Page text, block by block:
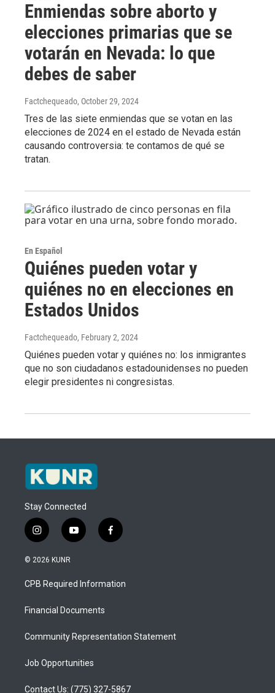
Enmiendas sobre aborto y
elecciones primarias que se
votarán en Nevada: lo que
debes de saber
Factchequeado, October 29, 2024
Tres de las siete enmiendas que se votan en las
elecciones de 2024 en el estado de Nevada están
causando controversia: te contamos de qué se
tratan.
En Español
Quiénes pueden votar y
quiénes no en elecciones en
Estados Unidos
Factchequeado, February 2, 2024
Quiénes pueden votar y quiénes no: los inmigrantes
que no son ciudadanos estadounidenses no pueden
elegir presidentes ni congresistas.
Stay Connected
i
n
s
a
g
a
y
o
u
b
f
a
b
o
© 2026 KUNR
CPB Required Information
Financial Documents
Community Representation Statement
Job Opportunities
Contact Us: (775) 327-5867